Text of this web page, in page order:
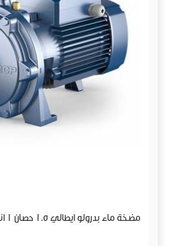
مضخة ماء بدرولو ايطالي 1.5 حصان 1 انش فراشين